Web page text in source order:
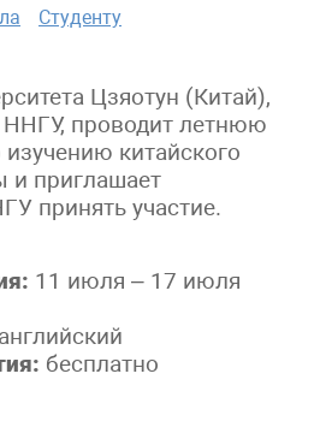
Студенту
Цзяотун (Китай),
ННГУ, проводит летнюю
китайского
и приглашает
принять участие.
11 июля – 17 июля
английский
бесплатно